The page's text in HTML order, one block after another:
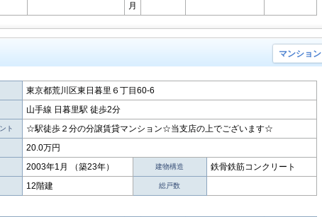
月
マンション
東京都荒川区東日暮里６丁目60-6
山手線 日暮里駅 徒歩2分
ト ☆駅徒歩２分の分譲賃貸マンション☆当支店の上でございます☆
20.0万円
2003年1月 （築23年） 建物構造 鉄骨鉄筋コンクリート
12階建 総戸数